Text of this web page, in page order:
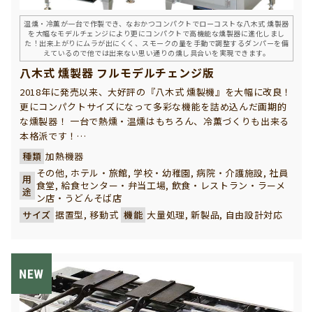
温燻・冷薫が一台で作製でき、なおかつコンパクトでローコストな八木式 燻製器
を大幅なモデルチェンジにより更にコンパクトで高機能な燻製器に進化しまし
た！出来上がりにムラが出にくく、スモークの量を手動で調整するダンパーを備
えているので他では出来ない思い通りの燻し具合いを実現できます。
八木式 燻製器 フルモデルチェンジ版
2018年に発売以来、大好評の『八木式 燻製機』を大幅に改良！
更にコンパクトサイズになって多彩な機能を詰め込んだ画期的
な燻製器！ 一台で熱燻・温燻はもちろん、冷薫づくりも出来る
本格派です！
八木式 燻製器は、温燻・冷薫が一台で作製でき、なおかつコン
パクトでローコストな高機能製品です。 初代の本体外部に設置
していた冷却ユニットを大幅に改良し、本体内部に収めること
で更にコンパクト化を実現！ スモークチップの加熱は電気ヒー
ター式で、燻製作りで重要な庫内温度・燻製時間をマイコン制
御するので出来上がりにムラが出にくく、スモークの量を手動
通りの燻し具合いを実現できます。（※冷薫は外気温の低い秋
冬季のみ製造可能です）
種類 加熱機器
用
途
その他, ホテル・旅館, 学校・幼稚園, 病院・介護施設, 社員
食堂, 給食センター・弁当工場, 飲食・レストラン・ラーメ
ン店・うどんそば店
サイズ 据置型, 移動式 機能 大量処理, 新製品, 自由設計対応